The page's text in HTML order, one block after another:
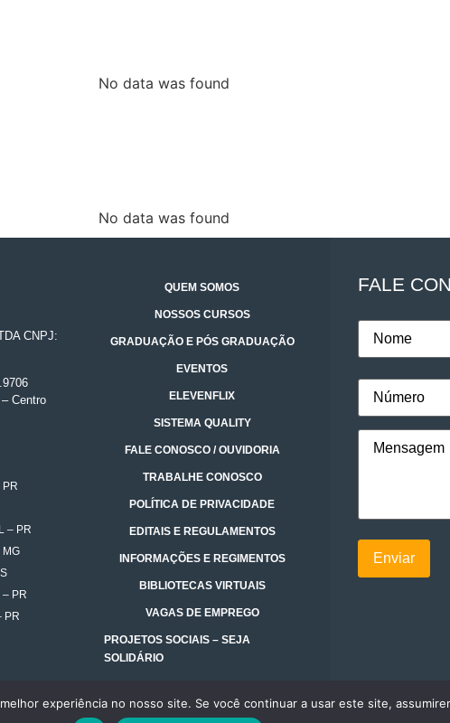
No data was found
No data was found
CNPJ:
Centro
PR
– PR
MG
– PR
PR
QUEM SOMOS
NOSSOS CURSOS
GRADUAÇÃO E PÓS GRADUAÇÃO
EVENTOS
ELEVENFLIX
SISTEMA QUALITY
FALE CONOSCO / OUVIDORIA
TRABALHE CONOSCO
POLÍTICA DE PRIVACIDADE
EDITAIS E REGULAMENTOS
INFORMAÇÕES E REGIMENTOS
BIBLIOTECAS VIRTUAIS
VAGAS DE EMPREGO
PROJETOS SOCIAIS – SEJA
SOLIDÁRIO
FALE
experiência no nosso site. Se você continuar a usar este site,